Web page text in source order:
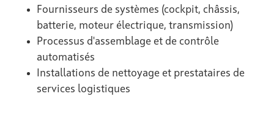
Fournisseurs de systèmes (cockpit, châssis,
batterie, moteur électrique, transmission)
Processus d'assemblage et de contrôle
automatisés
Installations de nettoyage et prestataires de
services logistiques